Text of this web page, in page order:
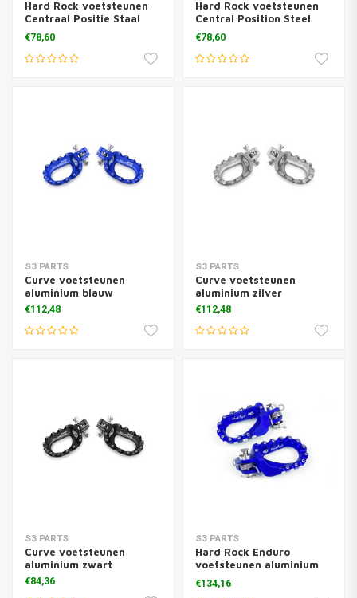
Hard Rock voetsteunen
Centraal Positie Staal
Zwart
€78,60
Hard Rock voetsteunen
Central Position Steel
Silver
€78,60
S3 PARTS
Curve voetsteunen
aluminium blauw
€112,48
S3 PARTS
Curve voetsteunen
aluminium zilver
€112,48
S3 PARTS
Curve voetsteunen
aluminium zwart
€84,36
S3 PARTS
Hard Rock Enduro
voetsteunen aluminium
blauw
€134,16